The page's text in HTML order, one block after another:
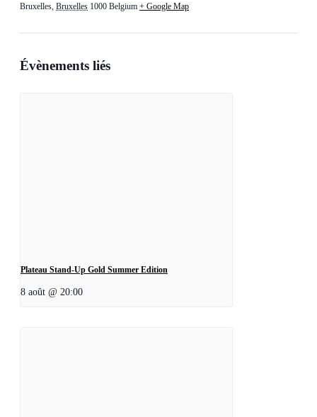
Bruxelles, Bruxelles 1000 Belgium + Google Map
Évènements liés
Plateau Stand-Up Gold Summer Edition
8 août @ 20:00